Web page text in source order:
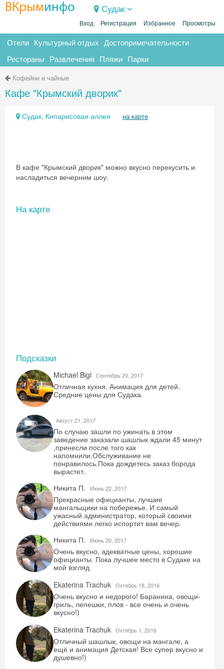
ВКрыминфо Судак
Вход Регистрация Избранное Просмотры
Отели Культурный отдых Достопримечательности
Рестораны Развлечения Пляжи Парки
Кофейни и чайные
Кафе "Крымский дворик"
Судак, Кипарисовая аллея на карте
В кафе "Крымский дворик" можно вкусно перекусить и
насладиться вечерним шоу.
На карте
Подсказки
Michael Bigl Сентябрь 20, 2017
Отличная кухня. Анимация для детей.
Средние цены для Судака.
Август 21, 2017
По случаю зашли по ужинать в этом
заведение заказали шашлык ждали 45 минут
,принесли после того как
напомнили.Обслуживание не
понравилось.Пока дождетесь заказ борода
вырастет.
Никита П.
Июнь 22, 2017
Прекрасные официанты, лучшие
мангальщики на побережье. И самый
ужасный администратор, который своими
действиями легко испортит вам вечер.
Никита П.
Июнь 20, 2017
Очень вкусно, адекватные цены, хорошие
официанты. Пока лучшее место в Судаке на
мой взгляд
Ekaterina Trachuk Октябрь 18, 2016
Очень вкусно и недорого! Баранина, овощи-
гриль, лепешки, плов - все очень и очень
вкусно!)
Ekaterina Trachuk Октябрь 1, 2016
Отличный шашлык, овощи на мангале, а
ещё и анимация Детская! Все супер вкусно и
душевно!)